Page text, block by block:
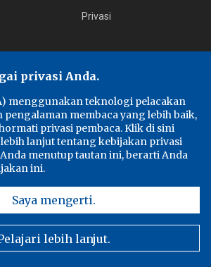
Privasi
中央通訊社
Focus Taiwan
フォーカス台湾
Facebook
Youtube
privasi Anda.
menggunakan teknologi pelacakan
membaca yang lebih baik,
privasi pembaca. Klik di sini
lanjut tentang kebijakan privasi
menutup tautan ini, berarti Anda
ini.
Saya mengerti.
lebih lanjut.